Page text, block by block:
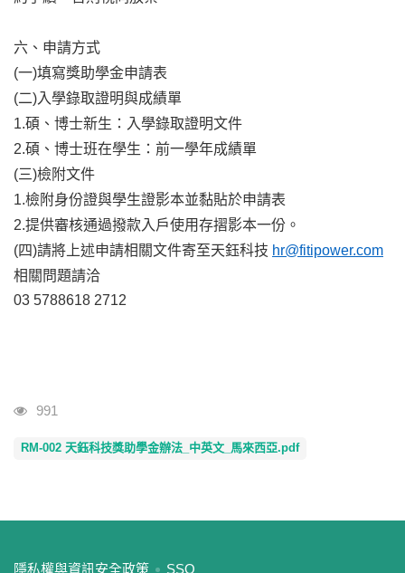
六、申請方式
(一)填寫獎助學金申請表
(二)入學錄取證明與成績單
1.碩、博士新生：入學錄取證明文件
2.碩、博士班在學生：前一學年成績單
(三)檢附文件
1.檢附身份證與學生證影本並黏貼於申請表
2.提供審核通過撥款入戶使用存摺影本一份。
(四)請將上述申請相關文件寄至天鈺科技 hr@fitipower.com
相關問題請洽
03 5788618 2712
瀏覽人次
991
RM-002 天鈺科技獎助學金辦法_中英文_馬來西亞.pdf
:::
隱私權與資訊安全政策 SSO